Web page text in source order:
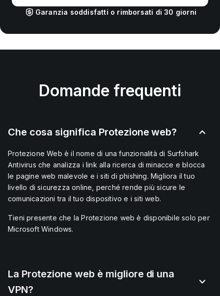
Garanzia soddisfatti o rimborsati di 30 giorni
Domande frequenti
Che cosa significa Protezione web?
Protezione Web è il nome di una funzionalità di Surfshark
Antivirus che analizza i link alla ricerca di minacce e blocca
le pagine web malevole e i siti di phishing. Migliora il tuo
livello di sicurezza online, perché rende più sicure le
comunicazioni tra il tuo dispositivo e i siti web.
Tieni presente che la Protezione web è disponibile solo per
Microsoft Windows.
La Protezione web è migliore di una
VPN?